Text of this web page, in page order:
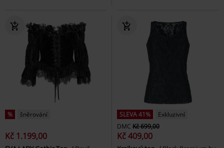
% šněrování
Kč 1.199,00
SLEVA 41%
Exkluzivní
DMC Kč 699,00
Kč 409,00